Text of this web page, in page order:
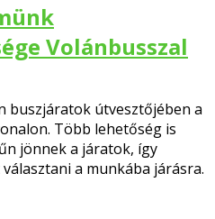
Volánbusszal
buszjáratok útvesztőjében a
Több lehetőség is
jönnek a járatok, így
a munkába járásra.